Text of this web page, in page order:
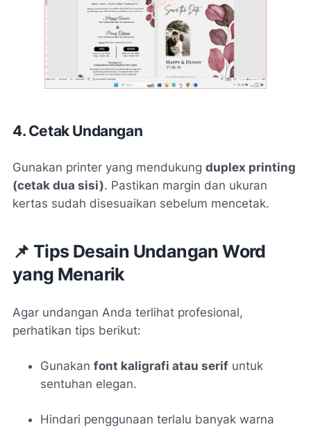
4. Cetak Undangan
Gunakan printer yang mendukung duplex printing
(cetak dua sisi). Pastikan margin dan ukuran
kertas sudah disesuaikan sebelum mencetak.
📌 Tips Desain Undangan Word
yang Menarik
Agar undangan Anda terlihat profesional,
perhatikan tips berikut:
Gunakan font kaligrafi atau serif untuk
sentuhan elegan.
Hindari penggunaan terlalu banyak warna